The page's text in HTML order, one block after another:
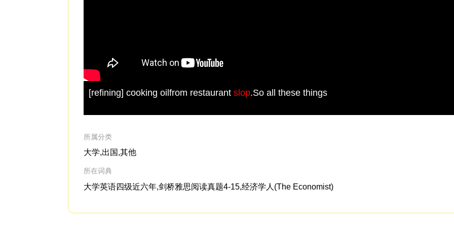
[refining] cooking oilfrom restaurantslop.So all these things
所属分类
大学,出国,其他
所在词典
大学英语四级近六年,剑桥雅思阅读真题4-15,经济学人(The Economist)